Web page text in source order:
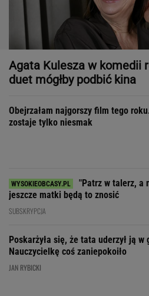
Agata Kulesza w komedii
duet mógłby podbić kina
Obejrzałam najgorszy film tego
zostaje tylko niesmak
"Patrz w talerz, a
jeszcze matki będą to znosić
SUBSKRYPCJA
Poskarżyła się, że tata uderzył ją w
Nauczycielkę coś zaniepokoiło
JAN RYBICKI